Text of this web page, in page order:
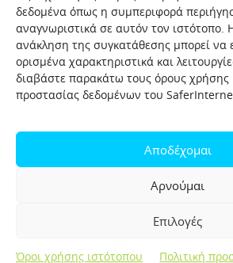
δεδομένα όπως η συμπεριφορά
αναγνωριστικά σε αυτόν τον
ανάκληση της συγκατάθεσης μπορεί να
ορισμένα χαρακτηριστικά και
διαβάστε παρακάτω τους όρους χρήσης
προστασίας δεδομένων του
Αποδέχομαι
Αρνούμαι
Επιλογές
Όροι χρήσης ιστότοπου Πολιτική
Πολιτική προστασίας δεδομένων
Πολιτική Προστασίας Παιδιών και
Σελίδα αναφορών για